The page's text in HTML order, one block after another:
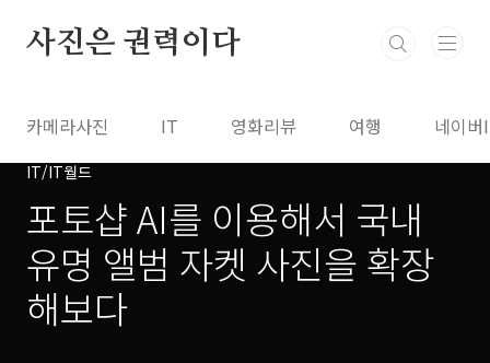
사진은 권력이다
카메라사진 IT 영화리뷰 여행 네이
IT/IT월드
포토샵 AI를 이용해서 국내
유명 앨범 자켓 사진을 확장
해보다